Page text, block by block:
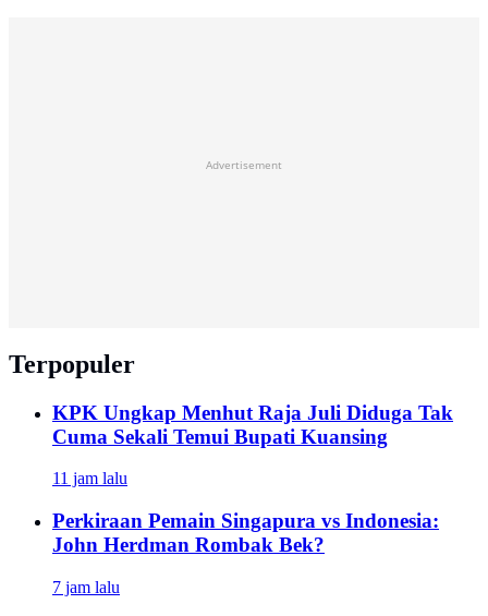
Advertisement
Terpopuler
KPK Ungkap Menhut Raja Juli Diduga Tak
Cuma Sekali Temui Bupati Kuansing
11 jam lalu
Perkiraan Pemain Singapura vs Indonesia:
John Herdman Rombak Bek?
7 jam lalu